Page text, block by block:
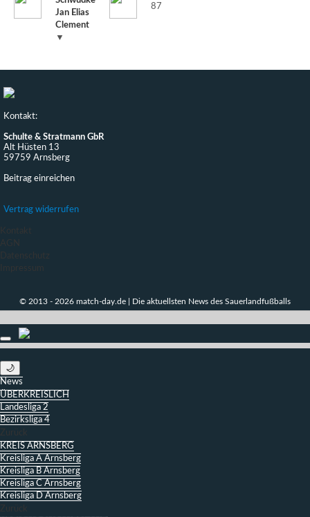
Jan Elias
Clement
▼
87
Kontakt:
Schulte & Stratmann GbR
Alt Hüsten 13
59759 Arnsberg
Beitrag einreichen
Vertrag widerrufen
Kontakt
AGN
Datenschutz
Impressum
© 2013 - 2026 match-day.de | Die aktuellsten News des Sauerlandfußballs
🌙
News
ÜBERKREISLICH
Landesliga 2
Bezirksliga 4
Zurück
KREIS ARNSBERG
Kreisliga A Arnsberg
Kreisliga B Arnsberg
Kreisliga C Arnsberg
Kreisliga D Arnsberg
Zurück